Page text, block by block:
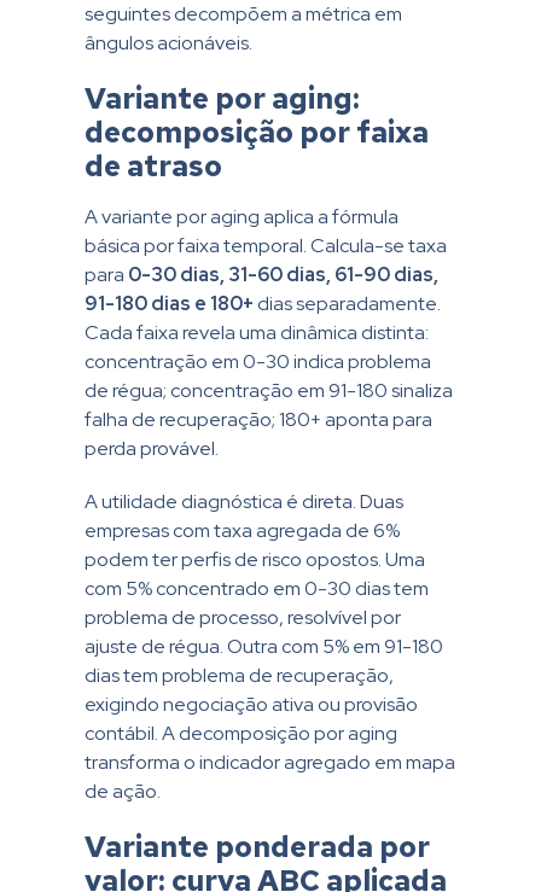
seguintes decompõem a métrica em
ângulos acionáveis.
Variante por aging:
decomposição por faixa
de atraso
A variante por aging aplica a fórmula
básica por faixa temporal. Calcula-se taxa
para 0-30 dias, 31-60 dias, 61-90 dias,
91-180 dias e 180+ dias separadamente.
Cada faixa revela uma dinâmica distinta:
concentração em 0-30 indica problema
de régua; concentração em 91-180 sinaliza
falha de recuperação; 180+ aponta para
perda provável.
A utilidade diagnóstica é direta. Duas
empresas com taxa agregada de 6%
podem ter perfis de risco opostos. Uma
com 5% concentrado em 0-30 dias tem
problema de processo, resolvível por
ajuste de régua. Outra com 5% em 91-180
dias tem problema de recuperação,
exigindo negociação ativa ou provisão
contábil. A decomposição por aging
transforma o indicador agregado em mapa
de ação.
Variante ponderada por
valor: curva ABC aplicada